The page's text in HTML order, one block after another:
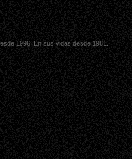
1996. En sus vidas desde 1981.